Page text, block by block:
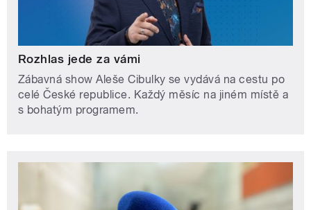
Rozhlas jede za vámi
Zábavná show Aleše Cibulky se vydává na cestu po
celé České republice. Každý měsíc na jiném místě a
s bohatým programem.